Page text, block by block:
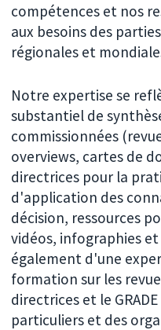
compétences et nos
aux besoins des
régionales et
Notre expertise se
substantiel de
commissionnées
overviews, cartes de
directrices pour la
d'application des
décision, ressources
vidéos, infographies
également d'une
formation sur les
directrices et le
particuliers et des